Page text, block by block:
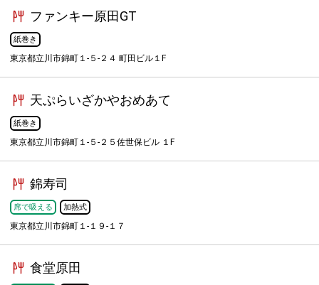
ファンキー原田GT
紙巻き
東京都立川市錦町１-５-２４ 町田ビル１F
天ぷらいざかやおめあて
紙巻き
東京都立川市錦町１-５-２５佐世保ビル １F
錦寿司
席で吸える 加熱式
東京都立川市錦町１-１９-１７
食堂原田